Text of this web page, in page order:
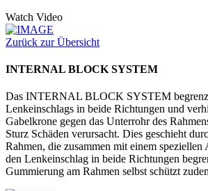
Watch Video
Zurück zur Übersicht
INTERNAL BLOCK SYSTEM
Das INTERNAL BLOCK SYSTEM
Lenkeinschlags in beide Richtungen und
Gabelkrone gegen das Unterrohr des
Sturz Schäden verursacht. Dies geschieht
Rahmen, die zusammen mit einem speziellen
den Lenkeinschlag in beide Richtungen
Gummierung am Rahmen selbst schützt